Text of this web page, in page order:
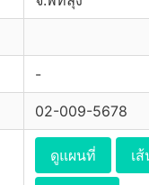
-
02-009-5678
ดูแผนที่ เ